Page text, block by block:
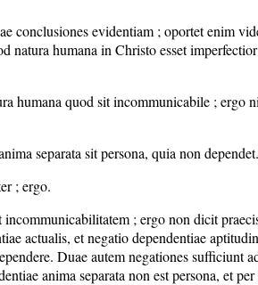
evidentiam ; oportet enim
humana in Christo esset
humana quod sit incommunicabile ;
separata sit persona, quia non dependet.
; ergo.
; ergo non dicit
actualis, et negatio dependentiae
Duae autem negationes sufficiunt
anima separata non est persona, et